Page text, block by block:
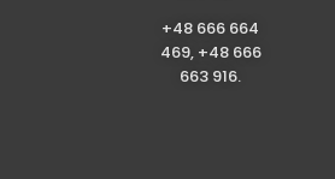
+48 666 664
469, +48 666
663 916.